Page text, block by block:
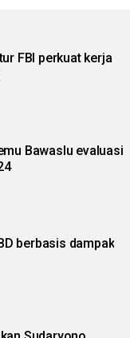
FBI perkuat kerja
Bawaslu evaluasi
berbasis dampak